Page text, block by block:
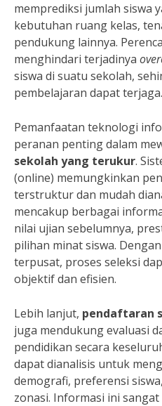
memprediksi jumlah siswa
kebutuhan ruang kelas,
pendukung lainnya.
menghindari terjadinya
siswa di suatu sekolah,
pembelajaran dapat terjaga.
Pemanfaatan teknologi
peranan penting dalam
sekolah yang terukur.
(online) memungkinkan
terstruktur dan mudah
mencakup berbagai
nilai ujian sebelumnya,
pilihan minat siswa.
terpusat, proses seleksi
objektif dan efisien.
Lebih lanjut, pendaftaran
juga mendukung evaluasi
pendidikan secara
dapat dianalisis untuk
demografi, preferensi
zonasi. Informasi ini